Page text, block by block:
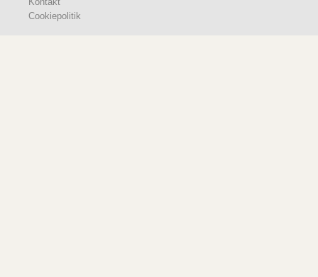
Cookiepolitik